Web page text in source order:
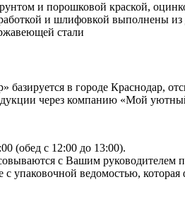
и порошковой краской,
и шлифовкой выполнены
стали
в городе Краснодар,
через компанию «Мой
(обед с 12:00 до 13:00).
с Вашим руководителем
с упаковочной ведомостью,